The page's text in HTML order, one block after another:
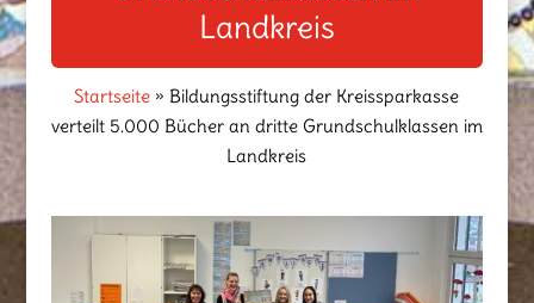
Landkreis
Startseite » Bildungsstiftung der Kreissparkasse
verteilt 5.000 Bücher an dritte Grundschulklassen im
Landkreis